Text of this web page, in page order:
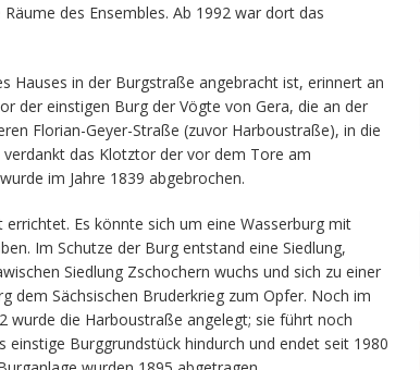
des Ensembles. Ab 1992 war dort das
Hauses in der Burgstraße angebracht ist, erinnert an
der einstigen Burg der Vögte von Gera, die an der
Florian-Geyer-Straße (zuvor Harboustraße), in die
das Klotztor der vor dem Tore am
im Jahre 1839 abgebrochen.
Es könnte sich um eine Wasserburg mit
Im Schutze der Burg entstand eine Siedlung,
Siedlung Zschochern wuchs und sich zu einer
dem Sächsischen Bruderkrieg zum Opfer. Noch im
wurde die Harboustraße angelegt; sie führt noch
Burggrundstück hindurch und endet seit 1980